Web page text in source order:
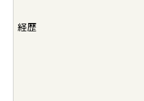
経歴